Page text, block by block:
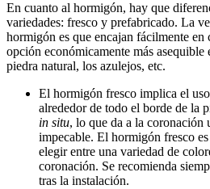
En cuanto al hormigón, hay que
variedades: fresco y prefabricado. La
hormigón es que encajan fácilmente
opción económicamente más
piedra natural, los azulejos, etc.
El hormigón fresco implica el
alrededor de todo el borde de la
in situ, lo que da a la coronación
impecable. El hormigón fresco
elegir entre una variedad de
coronación. Se recomienda
tras la instalación.